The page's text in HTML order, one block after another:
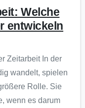
Welche
entwickeln
Zeitarbeit In der
wandelt, spielen
Rolle. Sie
wenn es darum